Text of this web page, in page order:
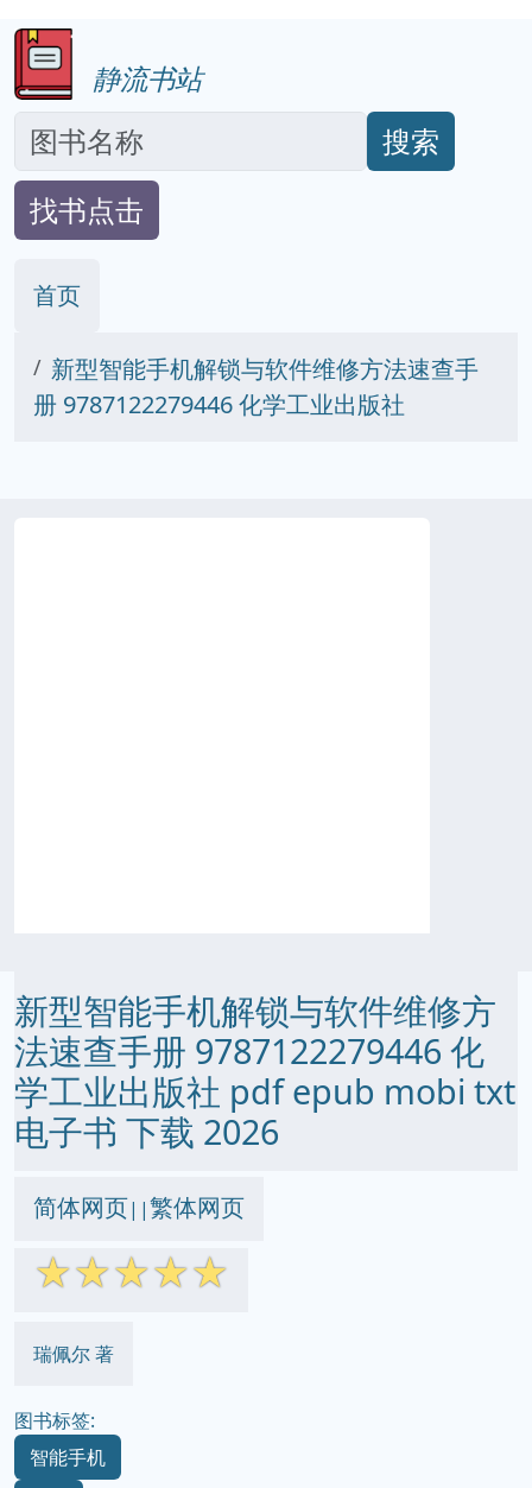
静流书站
搜索
找书点击
首页
新型智能手机解锁与软件维修方法速查手
册 9787122279446 化学工业出版社
新型智能手机解锁与软件维修方
法速查手册 9787122279446 化
学工业出版社 pdf epub mobi txt
电子书 下载 2026
简体网页||繁体网页
☆☆☆☆☆
瑞佩尔 著
图书标签:
智能手机